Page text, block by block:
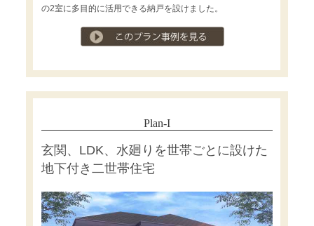
の2室に多目的に活用できる納戸を設けました。
Plan-I
玄関、LDK、水廻りを世帯ごとに設けた
地下付き二世帯住宅